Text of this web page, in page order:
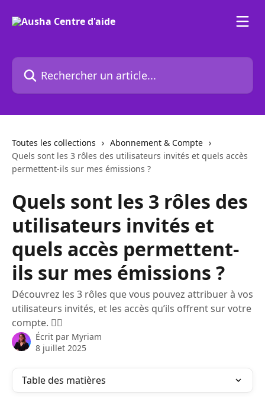
Rechercher un article...
Toutes les collections
Abonnement & Compte
Quels sont les 3 rôles des utilisateurs invités et quels accès
permettent-ils sur mes émissions ?
Quels sont les 3 rôles des
utilisateurs invités et
quels accès permettent-
ils sur mes émissions ?
Découvrez les 3 rôles que vous pouvez attribuer à vos
utilisateurs invités, et les accès qu’ils offrent sur votre
compte. 👯‍♀️
Écrit par Myriam
8 juillet 2025
Table des matières